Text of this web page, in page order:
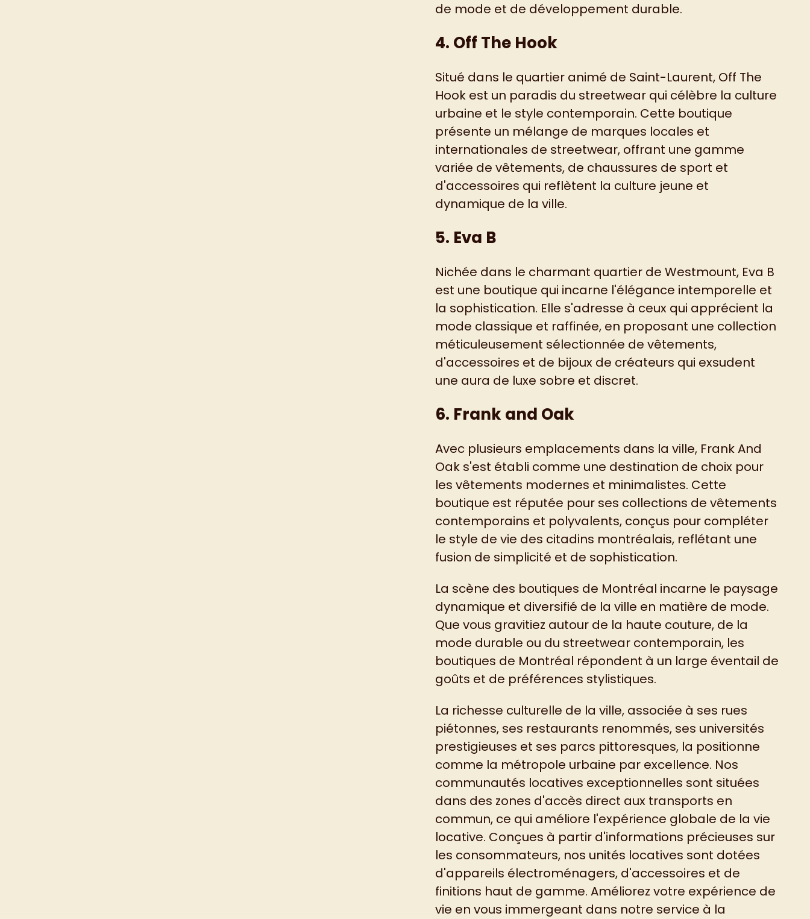
de mode et de développement durable.
4. Off The Hook
Situé dans le quartier animé de Saint-Laurent, Off The
Hook est un paradis du streetwear qui célèbre la culture
urbaine et le style contemporain. Cette boutique
présente un mélange de marques locales et
internationales de streetwear, offrant une gamme
variée de vêtements, de chaussures de sport et
d'accessoires qui reflètent la culture jeune et
dynamique de la ville.
5. Eva B
Nichée dans le charmant quartier de Westmount, Eva B
est une boutique qui incarne l'élégance intemporelle et
la sophistication. Elle s'adresse à ceux qui apprécient la
mode classique et raffinée, en proposant une collection
méticuleusement sélectionnée de vêtements,
d'accessoires et de bijoux de créateurs qui exsudent
une aura de luxe sobre et discret.
6. Frank and Oak
Avec plusieurs emplacements dans la ville, Frank And
Oak s'est établi comme une destination de choix pour
les vêtements modernes et minimalistes. Cette
boutique est réputée pour ses collections de vêtements
contemporains et polyvalents, conçus pour compléter
le style de vie des citadins montréalais, reflétant une
fusion de simplicité et de sophistication.
La scène des boutiques de Montréal incarne le paysage
dynamique et diversifié de la ville en matière de mode.
Que vous gravitiez autour de la haute couture, de la
mode durable ou du streetwear contemporain, les
boutiques de Montréal répondent à un large éventail de
goûts et de préférences stylistiques.
La richesse culturelle de la ville, associée à ses rues
piétonnes, ses restaurants renommés, ses universités
prestigieuses et ses parcs pittoresques, la positionne
comme la métropole urbaine par excellence. Nos
communautés locatives exceptionnelles sont situées
dans des zones d'accès direct aux transports en
commun, ce qui améliore l'expérience globale de la vie
locative. Conçues à partir d'informations précieuses sur
les consommateurs, nos unités locatives sont dotées
d'appareils électroménagers, d'accessoires et de
finitions haut de gamme. Améliorez votre expérience de
vie en vous immergeant dans notre service à la